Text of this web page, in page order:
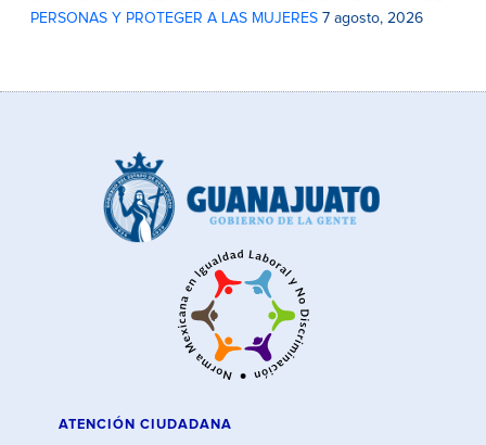
PERSONAS Y PROTEGER A LAS MUJERES 7 agosto, 2026
ATENCIÓN CIUDADANA